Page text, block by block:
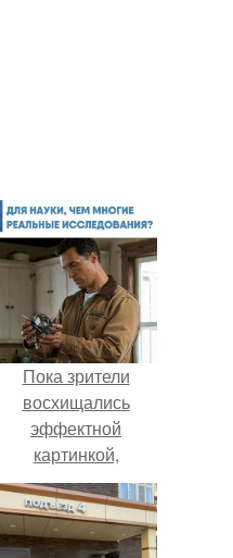
Пока зрители
восхищались
эффектной
картинкой,
создатели фильма
фактически
построили одну из